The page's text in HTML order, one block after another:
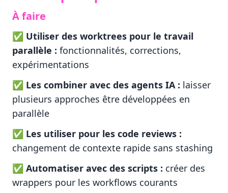
À faire
✅ Utiliser des worktrees pour le travail
parallèle : fonctionnalités, corrections,
expérimentations
✅ Les combiner avec des agents IA : laisser
plusieurs approches être développées en
parallèle
✅ Les utiliser pour les code reviews :
changement de contexte rapide sans stashing
✅ Automatiser avec des scripts : créer des
wrappers pour les workflows courants